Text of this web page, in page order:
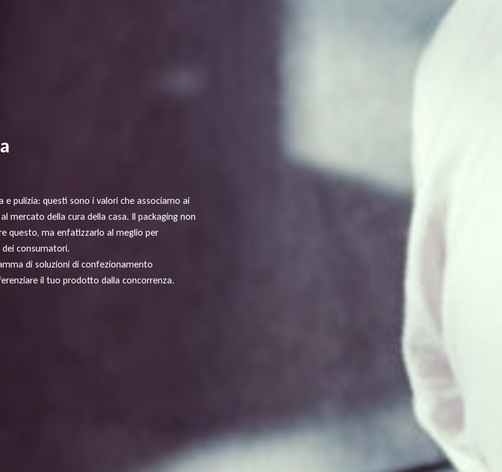
e pulizia: questi sono i valori che associamo ai
mercato della cura della casa. Il packaging non
questo, ma enfatizzarlo al meglio per
consumatori.
di soluzioni di confezionamento
il tuo prodotto dalla concorrenza.